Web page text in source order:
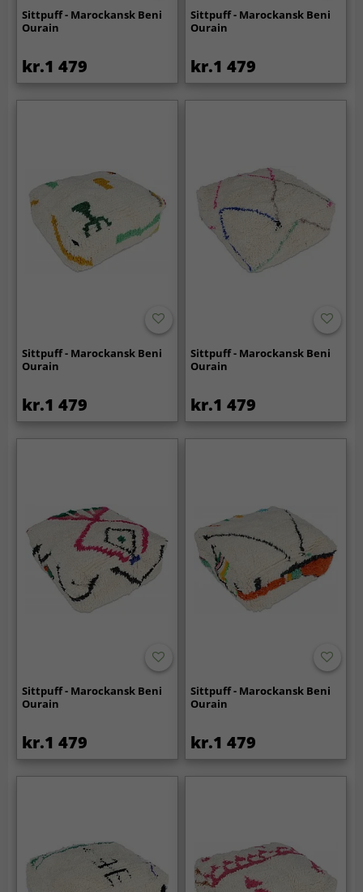
Sittpuff - Marockansk Beni
Ourain
kr.1 479
Sittpuff - Marockansk Beni
Ourain
kr.1 479
Sittpuff - Marockansk Beni
Ourain
kr.1 479
Sittpuff - Marockansk Beni
Ourain
kr.1 479
Sittpuff - Marockansk Beni
Ourain
kr.1 479
Sittpuff - Marockansk Beni
Ourain
kr.1 479